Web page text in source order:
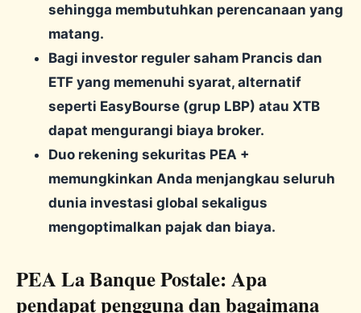
sehingga membutuhkan perencanaan yang
matang.
Bagi investor reguler saham Prancis dan
ETF yang memenuhi syarat, alternatif
seperti EasyBourse (grup LBP) atau XTB
dapat mengurangi biaya broker.
Duo rekening sekuritas PEA +
memungkinkan Anda menjangkau seluruh
dunia investasi global sekaligus
mengoptimalkan pajak dan biaya.
PEA La Banque Postale: Apa
pendapat pengguna dan bagaimana